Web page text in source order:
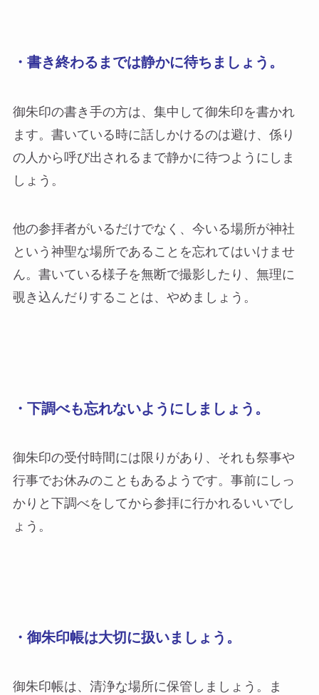
・書き終わるまでは静かに待ちましょう。
御朱印の書き手の方は、集中して御朱印を書かれ
ます。書いている時に話しかけるのは避け、係り
の人から呼び出されるまで静かに待つようにしま
しょう。
他の参拝者がいるだけでなく、今いる場所が神社
という神聖な場所であることを忘れてはいけませ
ん。書いている様子を無断で撮影したり、無理に
覗き込んだりすることは、やめましょう。
・下調べも忘れないようにしましょう。
御朱印の受付時間には限りがあり、それも祭事や
行事でお休みのこともあるようです。事前にしっ
かりと下調べをしてから参拝に行かれるいいでし
ょう。
・御朱印帳は大切に扱いましょう。
御朱印帳は、清浄な場所に保管しましょう。ま